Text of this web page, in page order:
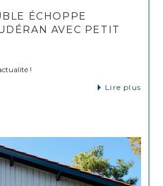
ÉCHOPPE
AVEC PETIT
!
Lire plus